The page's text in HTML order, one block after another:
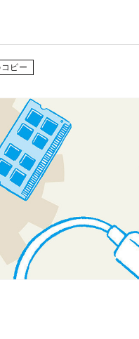
ピー